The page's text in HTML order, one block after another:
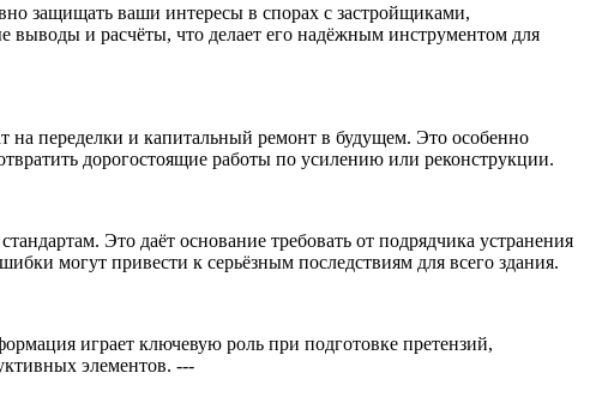
защищать ваши интересы в спорах с застройщиками,
и расчёты, что делает его надёжным инструментом для
на переделки и капитальный ремонт в будущем. Это особенно
дорогостоящие работы по усилению или реконструкции.
Это даёт основание требовать от подрядчика устранения
могут привести к серьёзным последствиям для всего здания.
играет ключевую роль при подготовке претензий,
элементов. ---